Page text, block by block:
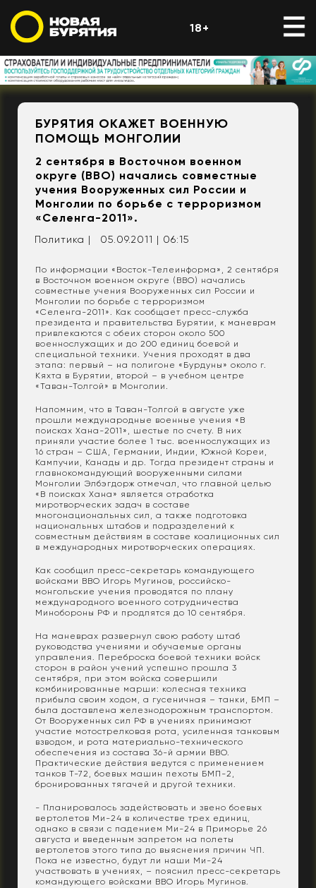
18+
БУРЯТИЯ ОКАЖЕТ ВОЕННУЮ
ПОМОЩЬ МОНГОЛИИ
2 сентября в Восточном военном
округе (ВВО) начались совместные
учения Вооруженных сил России и
Монголии по борьбе с терроризмом
«Селенга-2011».
Политика | 05.09.2011 | 06:15
По информации «Восток-Телеинформа», 2 сентября
в Восточном военном округе (ВВО) начались
совместные учения Вооруженных сил России и
Монголии по борьбе с терроризмом
«Селенга-2011». Как сообщает пресс-служба
президента и правительства Бурятии, к маневрам
привлекаются с обеих сторон около 500
военнослужащих и до 200 единиц боевой и
специальной техники. Учения проходят в два
этапа: первый – на полигоне «Бурдуны» около г.
Кяхта в Бурятии, второй – в учебном центре
«Таван-Толгой» в Монголии.
Напомним, что в Таван-Толгой в августе уже
прошли международные военные учения «В
поисках Хана-2011», шестые по счету. В них
приняли участие более 1 тыс. военнослужащих из
16 стран – США, Германии, Индии, Южной Кореи,
Кампучии, Канады и др. Тогда президент страны и
главнокомандующий вооруженными силами
Монголии Элбэгдорж отмечал, что главной целью
«В поисках Хана» является отработка
миротворческих задач в составе
многонациональных сил, а также подготовка
национальных штабов и подразделений к
совместным действиям в составе коалиционных сил
в международных миротворческих операциях.
Как сообщил пресс-секретарь командующего
войсками ВВО Игорь Мугинов, российско-
монгольские учения проводятся по плану
международного военного сотрудничества
Минобороны РФ и продлятся до 10 сентября.
На маневрах развернул свою работу штаб
руководства учениями и обучаемые органы
управления. Переброска боевой техники войск
сторон в район учений успешно прошла 3
сентября, при этом войска совершили
комбинированные марши: колесная техника
прибыла своим ходом, а гусеничная – танки, БМП –
была доставлена железнодорожным транспортом.
От Вооруженных сил РФ в учениях принимают
участие мотострелковая рота, усиленная танковым
взводом, и рота материально-технического
обеспечения из состава 36-й армии ВВО.
Практические действия ведутся с применением
танков Т-72, боевых машин пехоты БМП-2,
бронированных тягачей и другой техники.
- Планировалось задействовать и звено боевых
вертолетов Ми-24 в количестве трех единиц,
однако в связи с падением Ми-24 в Приморье 26
августа и введенным запретом на полеты
вертолетов этого типа до выяснения причин ЧП.
Пока не известно, будут ли наши Ми-24
участвовать в учениях, – пояснил пресс-секретарь
командующего войсками ВВО Игорь Мугинов.